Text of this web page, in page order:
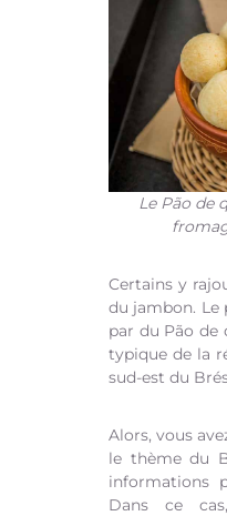
Le Pão de
Certains y
du jambon. Le
par du Pão
typique de la
sud-est du
Alors, vous
le thème du
informations
Dans ce